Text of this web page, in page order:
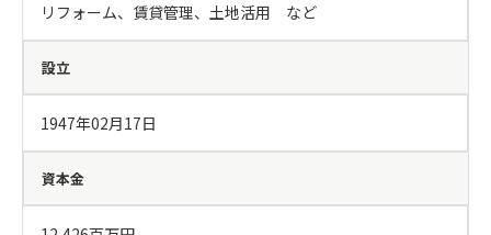
リフォーム、賃貸管理、土地活用　など
設立
1947年02月17日
資本金